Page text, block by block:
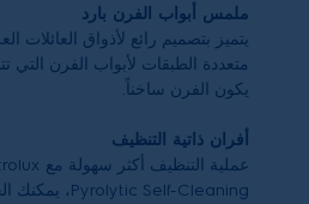
ملمس أبواب الفرن بارد
يتميز بتصميم رائع لأذواق العائلات
متعددة الطبقات لأبواب الفرن التي
يكون الفرن ساخناً.
أفران ذاتية التنظيف
عملية التنظيف أكثر سهولة مع
Pyrolytic Self-Cleaning، يمكنك